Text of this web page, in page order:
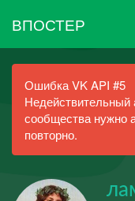
ВПОСТЕР
Ошибка VK API #5
сообщества нужно
повторно.